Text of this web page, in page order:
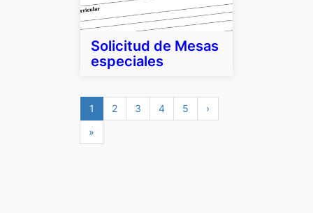
Solicitud de Mesas
especiales
1 2 3 4 5
›
»